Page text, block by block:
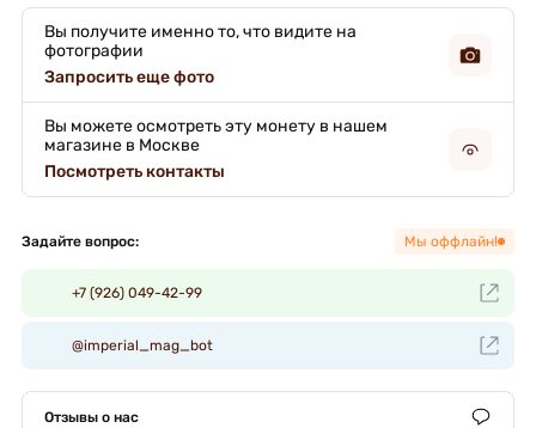
Вы получите именно то, что видите на
фотографии
Запросить еще фото
Вы можете осмотреть эту монету в нашем
магазине в Москве
Посмотреть контакты
Задайте вопрос: Мы оффлайн!
+7 (926) 049-42-99
@imperial_mag_bot
Отзывы о нас